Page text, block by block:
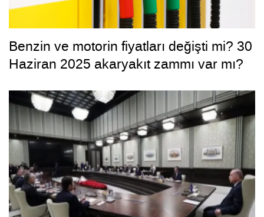
Benzin ve motorin fiyatları değişti mi? 30
Haziran 2025 akaryakıt zammı var mı?